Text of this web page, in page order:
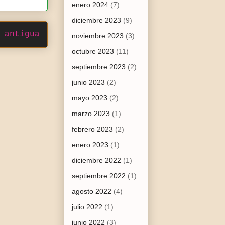
antigua
enero 2024 (7)
diciembre 2023 (9)
noviembre 2023 (3)
octubre 2023 (11)
septiembre 2023 (2)
junio 2023 (2)
mayo 2023 (2)
marzo 2023 (1)
febrero 2023 (2)
enero 2023 (1)
diciembre 2022 (1)
septiembre 2022 (1)
agosto 2022 (4)
julio 2022 (1)
junio 2022 (3)